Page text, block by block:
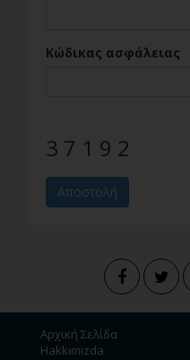
Κώδικας ασφάλειας
3 7 1 9 2
Αποστολή
Αρχική Σελίδα
Hakkımızda